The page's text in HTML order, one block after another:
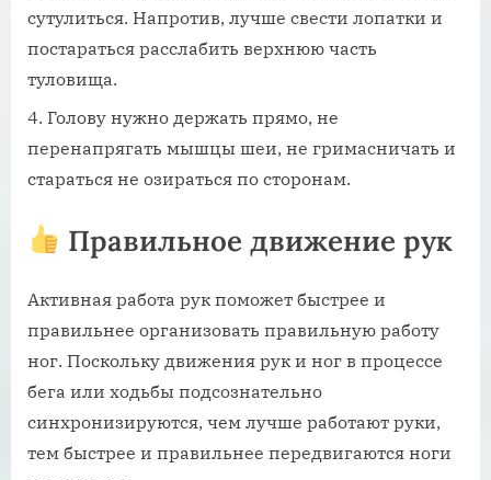
сутулиться. Напротив, лучше свести лопатки и
постараться расслабить верхнюю часть
туловища.
Голову нужно держать прямо, не
перенапрягать мышцы шеи, не гримасничать и
стараться не озираться по сторонам.
Правильное движение рук
Активная работа рук поможет быстрее и
правильнее организовать правильную работу
ног. Поскольку движения рук и ног в процессе
бега или ходьбы подсознательно
синхронизируются, чем лучше работают руки,
тем быстрее и правильнее передвигаются ноги